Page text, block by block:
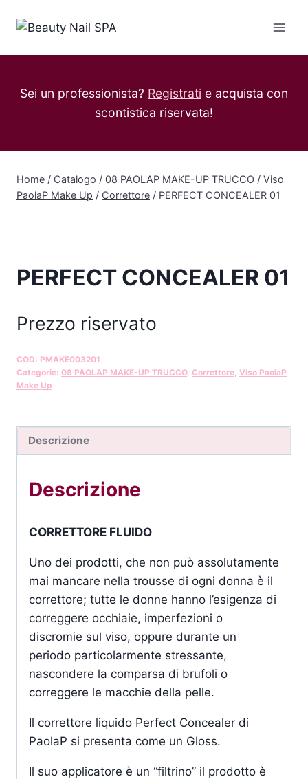
Sei un professionista? Registrati e acquista con
scontistica riservata!
Home / Catalogo / 08 PAOLAP MAKE-UP TRUCCO / Viso
PaolaP Make Up / Correttore / PERFECT CONCEALER 01
PERFECT CONCEALER 01
Prezzo riservato
COD: PMAKE003201
Categorie: 08 PAOLAP MAKE-UP TRUCCO, Correttore Viso PaolaP
Make Up
Descrizione
Descrizione
CORRETTORE FLUIDO
Uno dei prodotti, che non può assolutamente
mai mancare nella trousse di ogni donna è il
correttore; tutte le donne hanno l’esigenza di
correggere occhiaie, imperfezioni o
discromie sul viso, oppure durante un
periodo particolarmente stressante,
nascondere la comparsa di brufoli o
correggere le macchie della pelle.
Il correttore liquido Perfect Concealer di
PaolaP si presenta come un Gloss.
Il suo applicatore è un “filtrino” il prodotto è